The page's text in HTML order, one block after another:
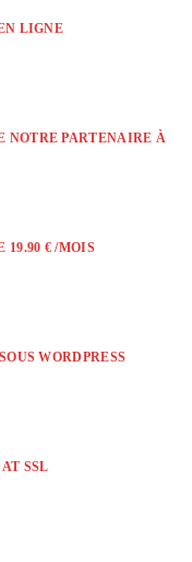
LIGNE
NOTRE PARTENAIRE À
19.90 € /MOIS
WORDPRESS
SSL